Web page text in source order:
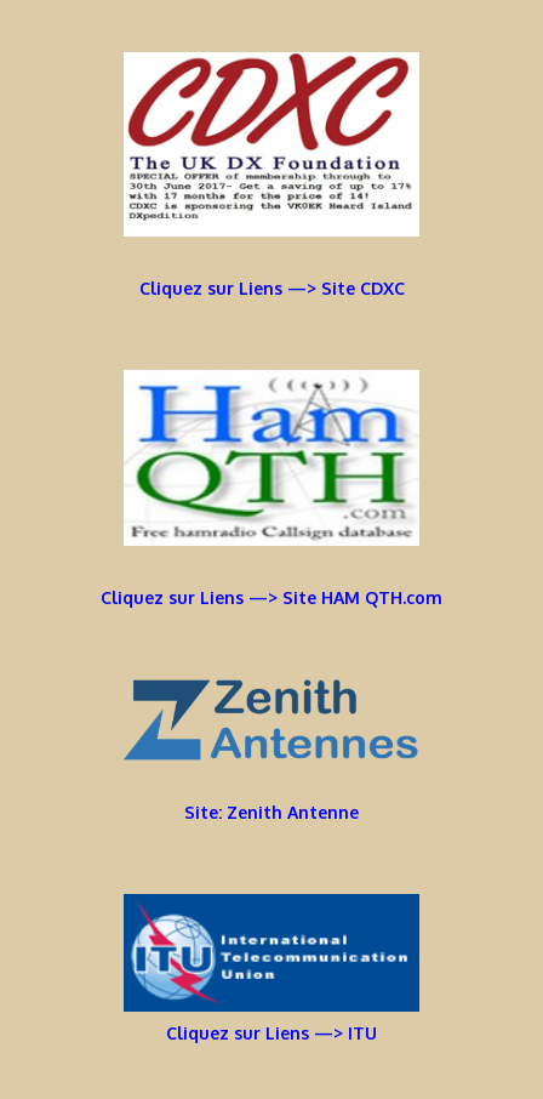
Cliquez sur Liens —> Site CDXC
Cliquez sur Liens —> Site HAM QTH.com
Site: Zenith Antenne
Cliquez sur Liens —> ITU